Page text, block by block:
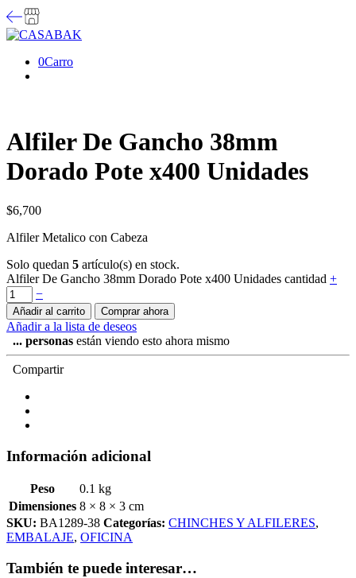
0Carro
Alfiler De Gancho 38mm
Dorado Pote x400 Unidades
$6,700
Alfiler Metalico con Cabeza
Solo quedan 5 artículo(s) en stock.
Alfiler De Gancho 38mm Dorado Pote x400 Unidades cantidad +
−
Añadir al carrito Comprar ahora
Añadir a la lista de deseos
... personas están viendo esto ahora mismo
Compartir
Información adicional
Peso
0.1 kg
Dimensiones 8 × 8 × 3 cm
SKU: BA1289-38 Categorías: CHINCHES Y ALFILERES,
EMBALAJE, OFICINA
También te puede interesar…